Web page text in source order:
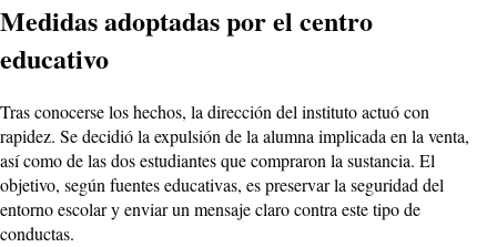
Medidas adoptadas por el centro
educativo
Tras conocerse los hechos, la dirección del instituto actuó con
rapidez. Se decidió la expulsión de la alumna implicada en la venta,
así como de las dos estudiantes que compraron la sustancia. El
objetivo, según fuentes educativas, es preservar la seguridad del
entorno escolar y enviar un mensaje claro contra este tipo de
conductas.